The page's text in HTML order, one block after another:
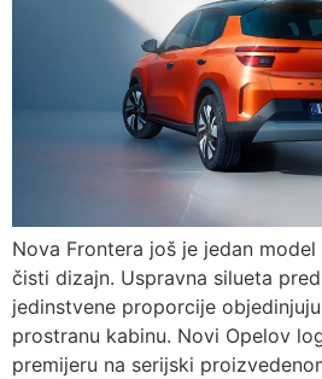
Nova Frontera još je jedan
čisti dizajn. Uspravna silueta
jedinstvene proporcije
prostranu kabinu. Novi Opelov
premijeru na serijski